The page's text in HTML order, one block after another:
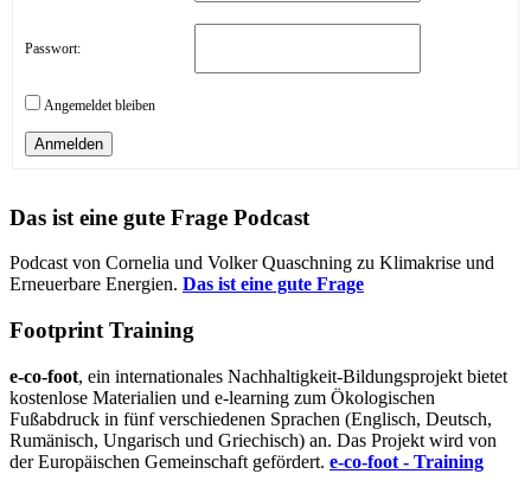
Passwort:
Angemeldet bleiben
Anmelden
Das ist eine gute Frage Podcast
Podcast von Cornelia und Volker Quaschning zu Klimakrise und
Erneuerbare Energien. Das ist eine gute Frage
Footprint Training
e-co-foot, ein internationales Nachhaltigkeit-Bildungsprojekt bietet
kostenlose Materialien und e-learning zum Ökologischen
Fußabdruck in fünf verschiedenen Sprachen (Englisch, Deutsch,
Rumänisch, Ungarisch und Griechisch) an. Das Projekt wird von
der Europäischen Gemeinschaft gefördert. e-co-foot - Training